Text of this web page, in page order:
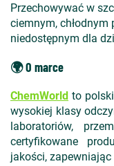
Przechowywać w
ciemnym, chłodnym
niedostępnym dla
🌍 O marce
ChemWorld to
wysokiej klasy
laboratoriów,
certyfikowane
jakości,